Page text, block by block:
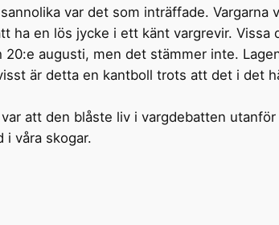
var det som inträffade.
ha en lös jycke i ett känt vargrevir.
augusti, men det stämmer inte.
är detta en kantboll trots att det i det
att den blåste liv i vargdebatten
i våra skogar.